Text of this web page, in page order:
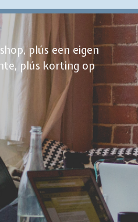
plús een eigen
plús korting op